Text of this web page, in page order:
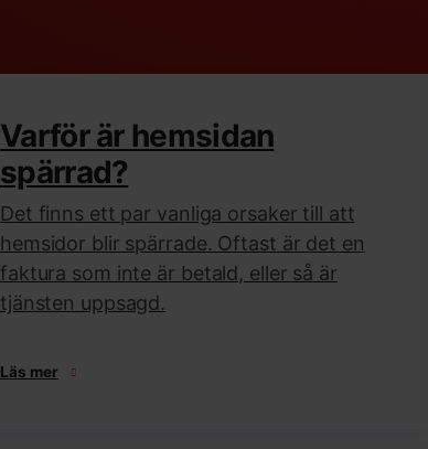
Varför är hemsidan
spärrad?
Det finns ett par vanliga orsaker till att
hemsidor blir spärrade. Oftast är det en
faktura som inte är betald, eller så är
tjänsten uppsagd.
Läs mer